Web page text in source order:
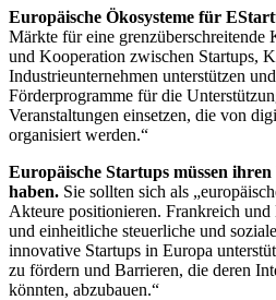
Europäische Ökosysteme für
Märkte für eine
und Kooperation zwischen Startups,
Industrieunternehmen unterstützen
Förderprogramme für die
Veranstaltungen einsetzen, die von
organisiert werden.“
Europäische Startups müssen
haben. Sie sollten sich als
Akteure positionieren. Frankreich
und einheitliche steuerliche und
innovative Startups in Europa
zu fördern und Barrieren, die deren
könnten, abzubauen.“